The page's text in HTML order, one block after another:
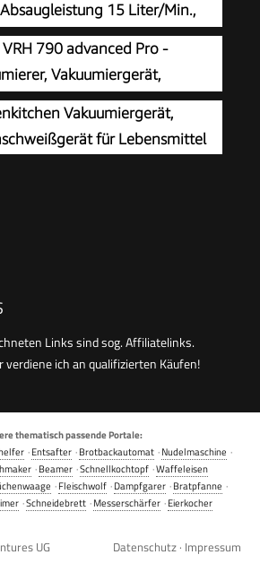
15 Liter/Min.,
für Langzeitbetrieb
Versiegelungsnaht, 2
für Folien bis 30 cm Breite
VRH 790 advanced Pro -
Vakuumiergerät,
Sehr Gut, 200
non-stop, mit patentierter
Funktion, doppelte
Vakuumiergerät,
für Lebensmittel
Links sind sog. Affiliatelinks.
ich an qualifizierten Käufen!
thematisch passende Portale:
·Entsafter ·Brotbackautomat ·Nudelmaschine ·
·Beamer ·Schnellkochtopf ·Waffeleisen
·Fleischwolf ·Dampfgarer ·Bratpfanne ·
·Schneidebrett ·Messerschärfer ·Eierkocher
UG Datenschutz · Impressum